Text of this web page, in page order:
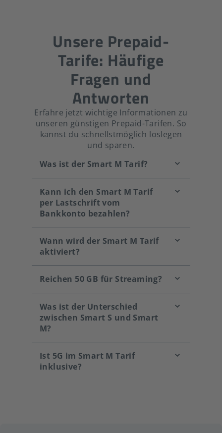
Unsere Prepaid-
Tarife: Häufige
Fragen und
Antworten
Erfahre jetzt wichtige Informationen zu
unseren günstigen Prepaid-Tarifen. So
kannst du schnellstmöglich loslegen
und sparen.
Was ist der Smart M Tarif?
Kann ich den Smart M Tarif
per Lastschrift vom
Bankkonto bezahlen?
Wann wird der Smart M Tarif
aktiviert?
Reichen 50 GB für Streaming?
Was ist der Unterschied
zwischen Smart S und Smart
M?
Ist 5G im Smart M Tarif
inklusive?